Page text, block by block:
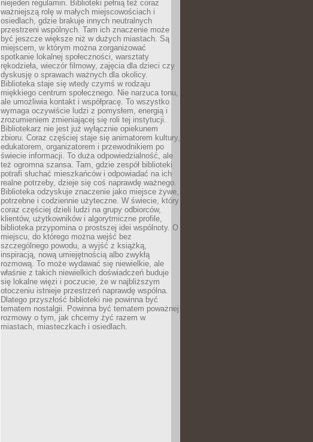
niejeden regulamin. Biblioteki pełnią też coraz
ważniejszą rolę w małych miejscowościach i
osiedlach, gdzie brakuje innych neutralnych
przestrzeni wspólnych. Tam ich znaczenie może
być jeszcze większe niż w dużych miastach. Są
miejscem, w którym można zorganizować
spotkanie lokalnej społeczności, warsztaty
rękodzieła, wieczór filmowy, zajęcia dla dzieci czy
dyskusję o sprawach ważnych dla okolicy.
Biblioteka staje się wtedy czymś w rodzaju
miękkiego centrum społecznego. Nie narzuca tonu,
ale umożliwia kontakt i współpracę. To wszystko
wymaga oczywiście ludzi z pomysłem, energią i
zrozumieniem zmieniającej się roli tej instytucji.
Bibliotekarz nie jest już wyłącznie opiekunem
zbioru. Coraz częściej staje się animatorem kultury,
edukatorem, organizatorem i przewodnikiem po
świecie informacji. To duża odpowiedzialność, ale
też ogromna szansa. Tam, gdzie zespół biblioteki
potrafi słuchać mieszkańców i odpowiadać na ich
realne potrzeby, dzieje się coś naprawdę ważnego.
Biblioteka odzyskuje znaczenie jako miejsce żywe,
potrzebne i codziennie użyteczne. W świecie, który
coraz częściej dzieli ludzi na grupy odbiorców,
klientów, użytkowników i algorytmiczne profile,
biblioteka przypomina o prostszej idei wspólnoty. O
miejscu, do którego można wejść bez
szczególnego powodu, a wyjść z książką,
inspiracją, nową umiejętnością albo zwykłą
rozmową. To może wydawać się niewielkie, ale
właśnie z takich niewielkich doświadczeń buduje
się lokalne więzi i poczucie, że w najbliższym
otoczeniu istnieje przestrzeń naprawdę wspólna.
Dlatego przyszłość biblioteki nie powinna być
tematem nostalgii. Powinna być tematem poważnej
rozmowy o tym, jak chcemy żyć razem w
miastach, miasteczkach i osiedlach.